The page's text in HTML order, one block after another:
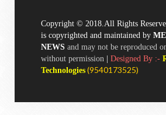
Copyright © 2018.All Rights
is copyrighted and maintained by
NEWS and may not be reproduced
without permission
Designed By :-
Technologies (9540173525)